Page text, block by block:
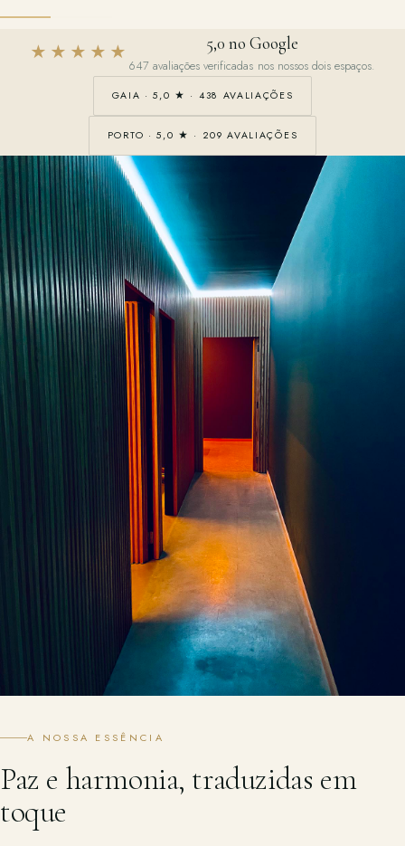
★★★★★ 5,0 no Google
647 avaliações verificadas nos nossos dois espaços.
GAIA · 5,0 ★ · 438 AVALIAÇÕES
PORTO · 5,0 ★ · 209 AVALIAÇÕES
A NOSSA ESSÊNCIA
Paz e harmonia, traduzidas em
toque